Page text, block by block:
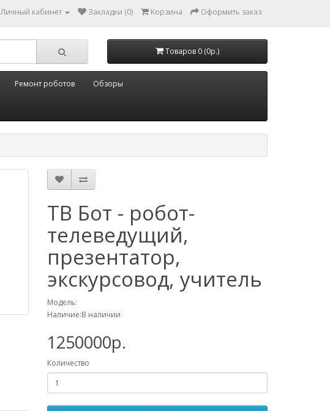
Личный кабинет Закладки (0) Корзина Оформить заказ
Товаров 0 (0р.)
Ремонт роботов Обзоры
ТВ Бот - робот-
телеведущий,
презентатор,
экскурсовод, учитель
Модель:
Наличие:В наличии
1250000р.
Количество